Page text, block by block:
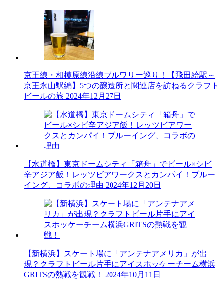
京王線・相模原線沿線ブルワリー巡り！【飛田給駅～
京王永山駅編】5つの醸造所と関連店を訪ねるクラフト
ビールの旅 2024年12月27日
【水道橋】東京ドームシティ「箱舟」でビール×シビ
辛アジア飯！レッツビアワークスとカンパイ！ブルー
イング、コラボの理由 2024年12月20日
【新横浜】スケート場に「アンテナアメリカ」が出
現？クラフトビール片手にアイスホッケーチーム横浜
GRITSの熱戦を観戦！
2024年10月11日